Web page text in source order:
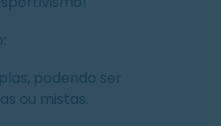
podendo ser
ou mistas.